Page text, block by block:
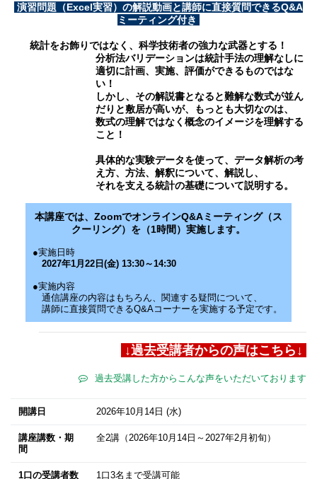
演習問題（Excel実習）の解説動画と講師に直接質問できるQ&A
ミーティング付き
統計をお飾りではなく、科学技術者の強力な武器とする！
分析法バリデーションは統計手法の理解なしに
適切に計画、実施、評価ができるものではな
い！
しかし、その解説書となると難解な数式が並ん
だりと敷居が高いが、もっとも大切なのは、
数式の理解ではなく概念のイメージを理解する
こと！
具体的な実験データを使って、データ解析の考
え方、方法、解釈について、解説し、
それを支える統計の基礎について説明する。
本講座では、ZoomでオンラインQ&Aミーティング（ス
クーリング）を（1時間）実施します。
●実施日時
2027年1月22日(金) 13:30～14:30
●実施内容
通信講座の内容はもちろん、関連する疑問について、
講師に直接質問できるQ&Aコーナーを実施する予定です。
↓過去受講者からの声はこちら↓
過去受講した方からこんな声をいただいております
開講日 2026年10月14日 (水)
講座講数・期
間
全2講（2026年10月14日～2027年2月初旬）
1口の受講者数 1口3名まで受講可能